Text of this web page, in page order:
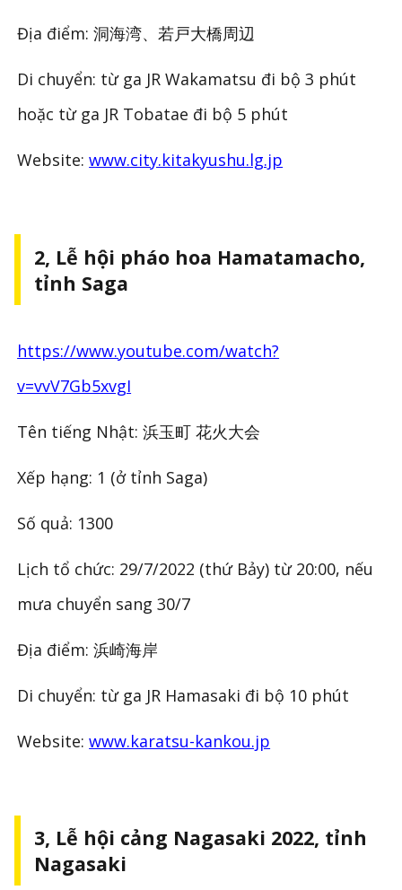
Địa điểm: 洞海湾、若戸大橋周辺
Di chuyển: từ ga JR Wakamatsu đi bộ 3 phút
hoặc từ ga JR Tobatae đi bộ 5 phút
Website:www.city.kitakyushu.lg.jp
2, Lễ hội pháo hoa Hamatamacho,
tỉnh Saga
https://www.youtube.com/watch?
v=vvV7Gb5xvgI
Tên tiếng Nhật: 浜玉町 花火大会
Xếp hạng: 1 (ở tỉnh Saga)
Số quả: 1300
Lịch tổ chức: 29/7/2022 (thứ Bảy) từ 20:00, nếu
mưa chuyển sang 30/7
Địa điểm: 浜崎海岸
Di chuyển: từ ga JR Hamasaki đi bộ 10 phút
Website:www.karatsu-kankou.jp
3, Lễ hội cảng Nagasaki 2022, tỉnh
Nagasaki